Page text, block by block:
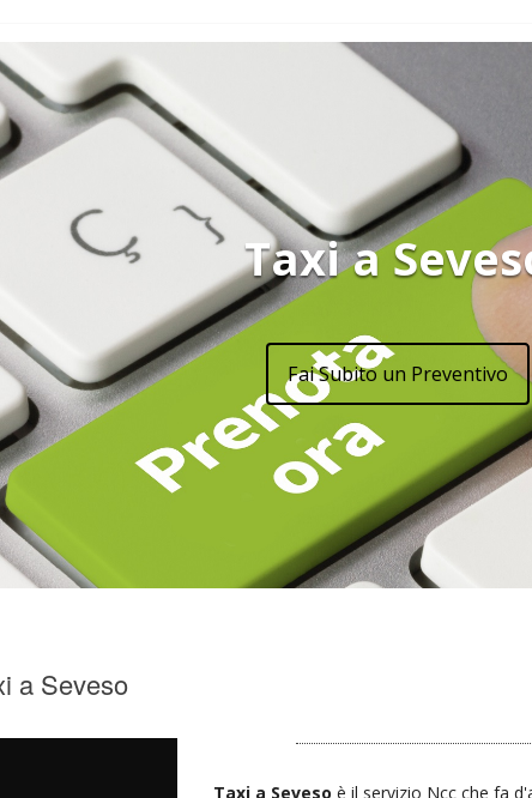
Taxi a
Fai Subito un Preventivo
a Seveso
Taxi a Seveso è il servizio Ncc che fa